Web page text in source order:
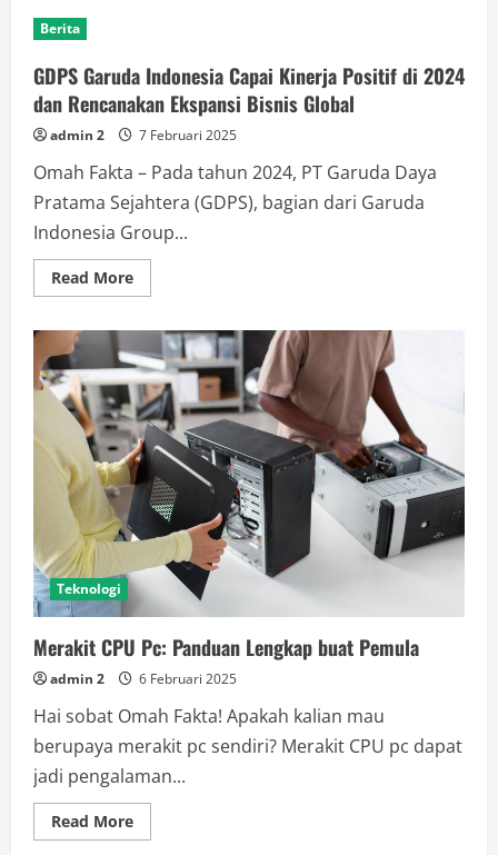
yang
Lezat
serta
Lembut
Berita
GDPS Garuda Indonesia Capai Kinerja Positif di 2024
dan Rencanakan Ekspansi Bisnis Global
admin 2 7 Februari 2025
Omah Fakta – Pada tahun 2024, PT Garuda Daya
Pratama Sejahtera (GDPS), bagian dari Garuda
Indonesia Group...
Read MoreRead
more
Garuda
Indonesia
Capai
Kinerja
Positif
di
2024
dan
Rencanakan
Ekspansi
Bisnis
Global
Teknologi
Merakit CPU Pc: Panduan Lengkap buat Pemula
admin 2 6 Februari 2025
Hai sobat Omah Fakta! Apakah kalian mau
berupaya merakit pc sendiri? Merakit CPU pc dapat
jadi pengalaman...
Read MoreRead
more